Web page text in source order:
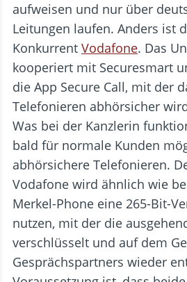
aufweisen und nur über
Leitungen laufen. Anders ist
Konkurrent Vodafone. Das
kooperiert mit Securesmart
die App Secure Call, mit der
Telefonieren abhörsicher
Was bei der Kanzlerin
bald für normale Kunden
abhörsichere Telefonieren.
Vodafone wird ähnlich wie
Merkel-Phone eine 265-Bit-
nutzen, mit der die
verschlüsselt und auf dem
Gesprächspartners wieder